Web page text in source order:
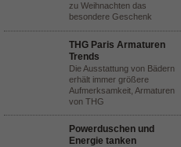
zu Weihnachten das
besondere Geschenk
THG Paris Armaturen
Trends
Die Ausstattung von Bädern
erhält immer größere
Aufmerksamkeit, Armaturen
von THG
Powerduschen und
Energie tanken